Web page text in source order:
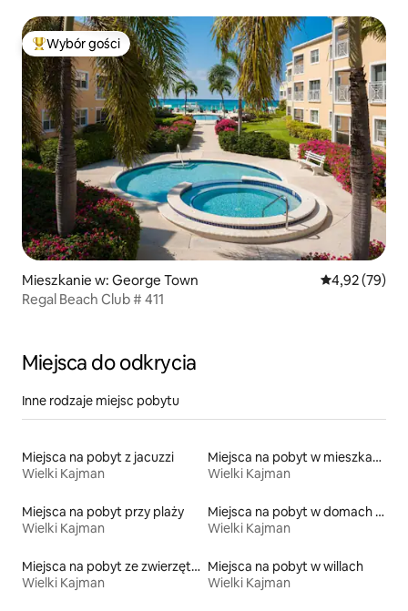
Najpopularniejsze z kategorii Wybór gości
Wybór gości
Mieszkanie w: George Town Średnia
4,92 (79)
Regal Beach Club # 411
Miejsca do odkrycia
Inne rodzaje miejsc pobytu
Miejsca na pobyt z jacuzzi
Wielki Kajman
Miejsca na pobyt w mieszkaniach
Wielki Kajman
Miejsca na pobyt przy plaży
Wielki Kajman
Miejsca na pobyt w domach przy plaży
Wielki Kajman
Miejsca na pobyt ze zwierzętami
Wielki Kajman
Miejsca na pobyt w willach
Wielki Kajman